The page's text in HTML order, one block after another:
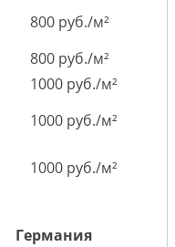
800 руб./м²
800 руб./м²
1000 руб./м²
1000 руб./м²
1000 руб./м²
Германия